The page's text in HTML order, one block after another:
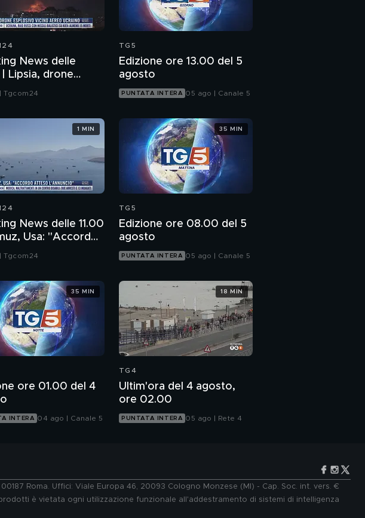
News delle
Lipsia, drone
vicino aereo
Tgcom24
TG5
Edizione ore 13.00 del 5
agosto
PUNTATA INTERA 05 ago | Canale 5
News delle 11.00
Usa: "Accordo
l'annuncio"
Tgcom24
1 MIN
TG5
Edizione ore 08.00 del 5
agosto
PUNTATA INTERA 05 ago | Canale 5
35 MIN
ore 01.00 del 4
INTERA 04 ago | Canale 5
35 MIN
TG4
Ultim'ora del 4 agosto,
ore 02.00
PUNTATA INTERA 05 ago | Rete 4
18 MIN
Roma. Uffici: Viale Europa 46, 20093 Cologno Monzese (MI) - Cap. Soc. int. vers. €
è vietata ogni utilizzazione funzionale all'addestramento di sistemi di intelligenza